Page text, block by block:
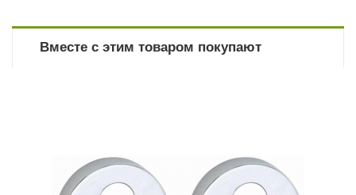
Вместе с этим товаром покупают